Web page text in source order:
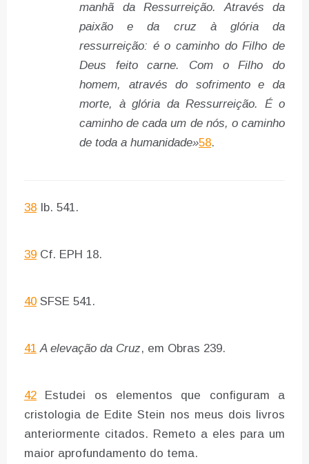
manhã da Ressurreição. Através da
paixão e da cruz à glória da
ressurreição: é o caminho do Filho de
Deus feito carne. Com o Filho do
homem, através do sofrimento e da
morte, à glória da Ressurreição. É o
caminho de cada um de nós, o caminho
de toda a humanidade»58.
38 Ib. 541.
39 Cf. EPH 18.
40 SFSE 541.
41 A elevação da Cruz, em Obras 239.
42 Estudei os elementos que configuram a
cristologia de Edite Stein nos meus dois livros
anteriormente citados. Remeto a eles para um
maior aprofundamento do tema.